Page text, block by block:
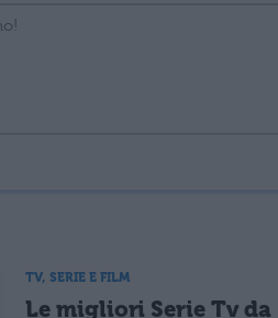
il prossimo commento.
o tradizionali
TV, SERIE E FILM
Le migliori Serie Tv da